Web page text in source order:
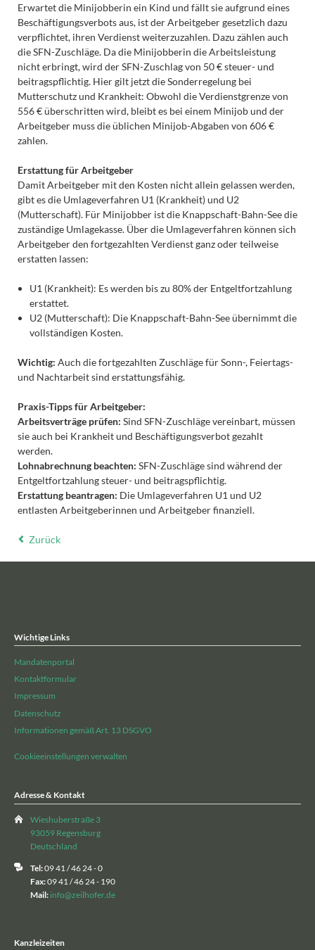
Erwartet die Minijobberin ein Kind und fällt sie aufgrund eines
Beschäftigungsverbots aus, ist der Arbeitgeber gesetzlich dazu
verpflichtet, ihren Verdienst weiterzuzahlen. Dazu zählen auch
die SFN-Zuschläge. Da die Minijobberin die Arbeitsleistung
nicht erbringt, wird der SFN-Zuschlag von 50 € steuer- und
beitragspflichtig. Hier gilt jetzt die Sonderregelung bei
Mutterschutz und Krankheit: Obwohl die Verdienstgrenze von
556 € überschritten wird, bleibt es bei einem Minijob und der
Arbeitgeber muss die üblichen Minijob-Abgaben von 606 €
zahlen.
Erstattung für Arbeitgeber
Damit Arbeitgeber mit den Kosten nicht allein gelassen werden,
gibt es die Umlageverfahren U1 (Krankheit) und U2
(Mutterschaft). Für Minijobber ist die Knappschaft-Bahn-See die
zuständige Umlagekasse. Über die Umlageverfahren können sich
Arbeitgeber den fortgezahlten Verdienst ganz oder teilweise
erstatten lassen:
U1 (Krankheit): Es werden bis zu 80% der Entgeltfortzahlung
erstattet.
U2 (Mutterschaft): Die Knappschaft-Bahn-See übernimmt die
vollständigen Kosten.
Wichtig: Auch die fortgezahlten Zuschläge für Sonn-, Feiertags-
und Nachtarbeit sind erstattungsfähig.
Praxis-Tipps für Arbeitgeber:
Arbeitsverträge prüfen: Sind SFN-Zuschläge vereinbart, müssen
sie auch bei Krankheit und Beschäftigungsverbot gezahlt
werden.
Lohnabrechnung beachten: SFN-Zuschläge sind während der
Entgeltfortzahlung steuer- und beitragspflichtig.
Erstattung beantragen: Die Umlageverfahren U1 und U2
entlasten Arbeitgeberinnen und Arbeitgeber finanziell.
Zurück
Wichtige Links
Mandatenportal
Kontaktformular
Impressum
Datenschutz
Informationen gemäß Art. 13 DSGVO
Cookieeinstellungen verwalten
Adresse & Kontakt
Wieshuberstraße 3
93059 Regensburg
Deutschland
Tel:09 41 / 46 24 - 0
Fax:09 41 / 46 24 - 190
Mail: info@zeilhofer.de
Kanzleizeiten